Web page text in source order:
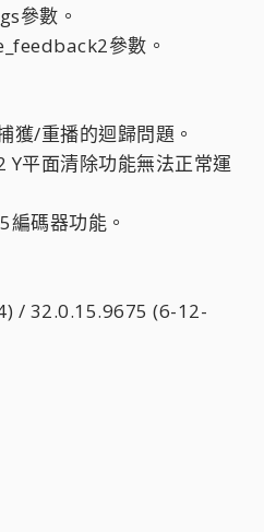
參數。
參數。
獲/重播的迴歸問題。
Y平面清除功能無法正常運
編碼器功能。
/ 32.0.15.9675 (6-12-